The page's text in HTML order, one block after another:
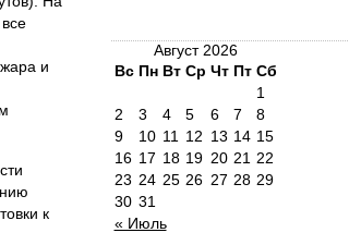
и
к
Август 2026
Вс Пн Вт Ср Чт Пт Сб
« Июль
1
2
3 4 5 6 7
8
9
10 11 12 13 14 15
16 17 18 19 20 21 22
23 24 25 26 27 28 29
30 31